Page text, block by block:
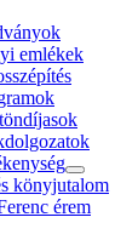
emlékek
könyjutalom
érem